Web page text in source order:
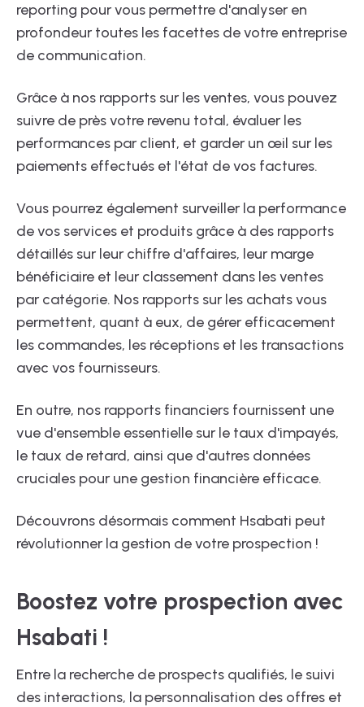
reporting pour vous permettre d'analyser en
profondeur toutes les facettes de votre entreprise
de communication.
Grâce à nos rapports sur les ventes, vous pouvez
suivre de près votre revenu total, évaluer les
performances par client, et garder un œil sur les
paiements effectués et l'état de vos factures.
Vous pourrez également surveiller la performance
de vos services et produits grâce à des rapports
détaillés sur leur chiffre d'affaires, leur marge
bénéficiaire et leur classement dans les ventes
par catégorie. Nos rapports sur les achats vous
permettent, quant à eux, de gérer efficacement
les commandes, les réceptions et les transactions
avec vos fournisseurs.
En outre, nos rapports financiers fournissent une
vue d'ensemble essentielle sur le taux d'impayés,
le taux de retard, ainsi que d'autres données
cruciales pour une gestion financière efficace.
Découvrons désormais comment Hsabati peut
révolutionner la gestion de votre prospection !
Boostez votre prospection avec
Hsabati !
Entre la recherche de prospects qualifiés, le suivi
des interactions, la personnalisation des offres et